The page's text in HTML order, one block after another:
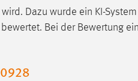
Dazu wurde ein KI-
Bei der Bewertung